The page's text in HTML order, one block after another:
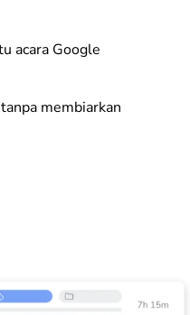
acara Google
membiarkan